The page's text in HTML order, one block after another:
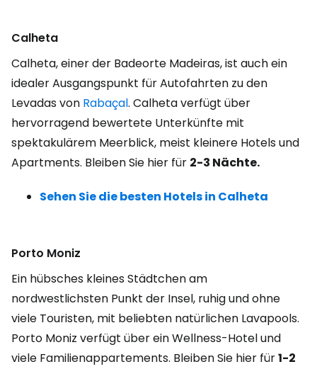
Calheta
Calheta, einer der Badeorte Madeiras, ist auch ein
idealer Ausgangspunkt für Autofahrten zu den
Levadas von Rabaçal. Calheta verfügt über
hervorragend bewertete Unterkünfte mit
spektakulärem Meerblick, meist kleinere Hotels und
Apartments. Bleiben Sie hier für 2-3 Nächte.
Sehen Sie die besten Hotels in Calheta
Porto Moniz
Ein hübsches kleines Städtchen am
nordwestlichsten Punkt der Insel, ruhig und ohne
viele Touristen, mit beliebten natürlichen Lavapools.
Porto Moniz verfügt über ein Wellness-Hotel und
viele Familienappartements. Bleiben Sie hier für1-2